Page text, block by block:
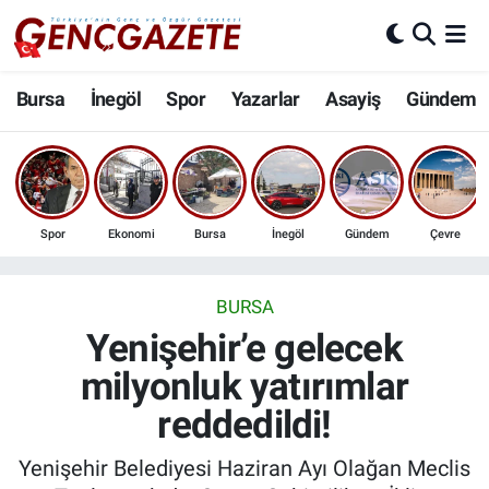
Bursa İnegöl Spor Yazarlar Asayiş Gündem
Spor Ekonomi Bursa İnegöl Gündem Çevre
BURSA
Yenişehir’e gelecek
milyonluk yatırımlar
reddedildi!
Yenişehir Belediyesi Haziran Ayı Olağan Meclis
Bursa
İnegöl
3.SAYFA
Ekonomi
İnanç
Nöbetçi Eczaneler
Hava Durumu
Trafik Durumu
Son Dakika Haberleri
Haber Arşivi